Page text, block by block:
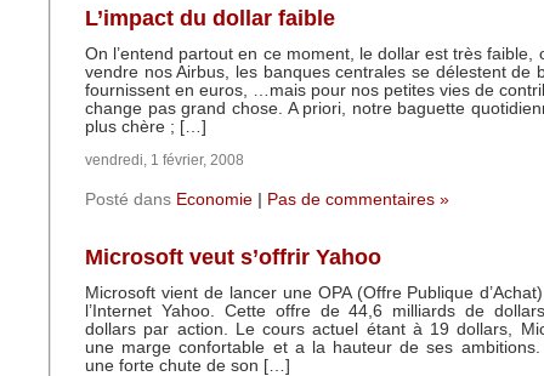
L’impact du dollar faible
On l’entend partout en ce moment, le dollar est très faible,
vendre nos Airbus, les banques centrales se délestent de
fournissent en euros, …mais pour nos petites vies de
change pas grand chose. A priori, notre baguette
plus chère ; […]
vendredi, 1 février, 2008
Posté dans Economie Pas de commentaires »
Microsoft veut s’offrir Yahoo
Microsoft vient de lancer une OPA (Offre Publique
l’Internet Yahoo. Cette offre de 44,6 milliards de
dollars par action. Le cours actuel étant à 19 dollars,
une marge confortable et a la hauteur de ses
une forte chute de son […]